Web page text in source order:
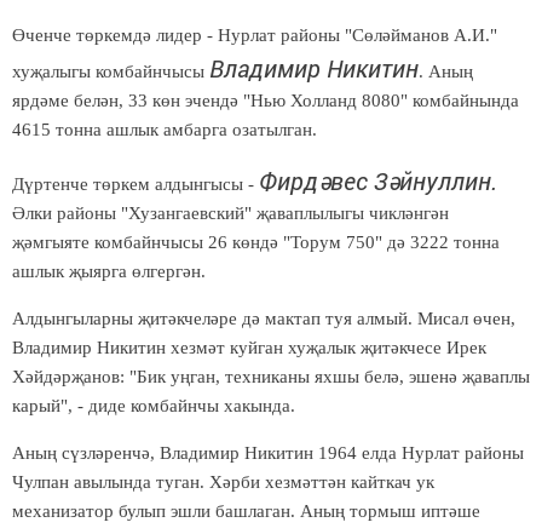
Өченче төркемдә лидер - Нурлат районы "Сөләйманов А.И."
хуҗалыгы комбайнчысы Владимир Никитин. Аның
ярдәме белән, 33 көн эчендә "Нью Холланд 8080" комбайнында
4615 тонна ашлык амбарга озатылган.
Дүртенче төркем алдынгысы - Фирдәвес Зәйнуллин.
Әлки районы "Хузангаевский" җаваплылыгы чикләнгән
җәмгыяте комбайнчысы 26 көндә "Торум 750" дә 3222 тонна
ашлык җыярга өлгергән.
Алдынгыларны җитәкчеләре дә мактап туя алмый. Мисал өчен,
Владимир Никитин хезмәт куйган хуҗалык җитәкчесе Ирек
Хәйдәрҗанов: "Бик уңган, техниканы яхшы белә, эшенә җаваплы
карый", - диде комбайнчы хакында.
Аның сүзләренчә, Владимир Никитин 1964 елда Нурлат районы
Чулпан авылында туган. Хәрби хезмәттән кайткач ук
механизатор булып эшли башлаган. Аның тормыш иптәше